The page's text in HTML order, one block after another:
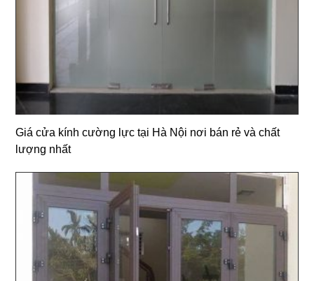
Giá cửa kính cường lực tại Hà Nội nơi bán rẻ và chất
lượng nhất